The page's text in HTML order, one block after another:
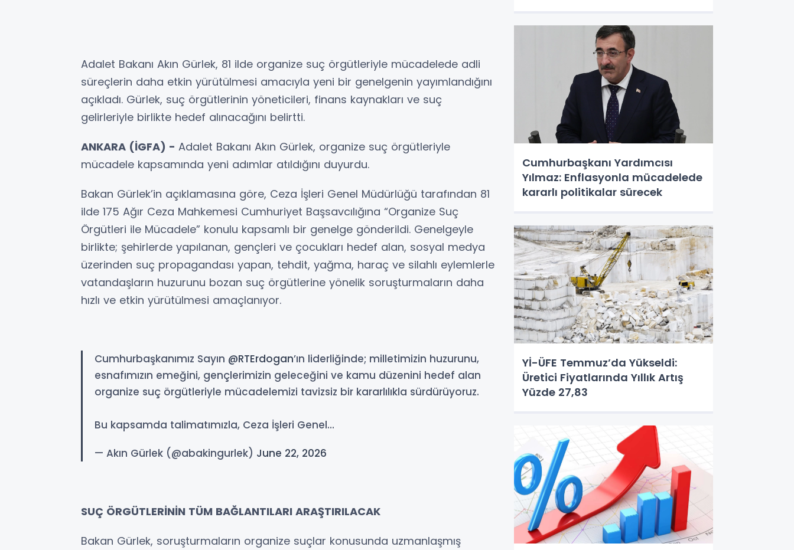
Adalet Bakanı Akın Gürlek, 81 ilde organize suç örgütleriyle mücadelede adli
süreçlerin daha etkin yürütülmesi amacıyla yeni bir genelgenin yayımlandığını
açıkladı. Gürlek, suç örgütlerinin yöneticileri, finans kaynakları ve suç
gelirleriyle birlikte hedef alınacağını belirtti.
ANKARA (İGFA) - Adalet Bakanı Akın Gürlek, organize suç örgütleriyle
mücadele kapsamında yeni adımlar atıldığını duyurdu.
Bakan Gürlek’in açıklamasına göre, Ceza İşleri Genel Müdürlüğü tarafından 81
ilde 175 Ağır Ceza Mahkemesi Cumhuriyet Başsavcılığına “Organize Suç
Örgütleri ile Mücadele” konulu kapsamlı bir genelge gönderildi. Genelgeyle
birlikte; şehirlerde yapılanan, gençleri ve çocukları hedef alan, sosyal medya
üzerinden suç propagandası yapan, tehdit, yağma, haraç ve silahlı eylemlerle
vatandaşların huzurunu bozan suç örgütlerine yönelik soruşturmaların daha
hızlı ve etkin yürütülmesi amaçlanıyor.
Cumhurbaşkanımız Sayın @RTErdogan’ın liderliğinde; milletimizin huzurunu,
esnafımızın emeğini, gençlerimizin geleceğini ve kamu düzenini hedef alan
organize suç örgütleriyle mücadelemizi tavizsiz bir kararlılıkla sürdürüyoruz.
Bu kapsamda talimatımızla, Ceza İşleri Genel…
— Akın Gürlek (@abakingurlek) June 22, 2026
SUÇ ÖRGÜTLERİNİN TÜM BAĞLANTILARI ARAŞTIRILACAK
Bakan Gürlek, soruşturmaların organize suçlar konusunda uzmanlaşmış
Cumhurbaşkanı Yardımcısı
Yılmaz: Enflasyonla mücadelede
kararlı politikalar sürecek
Yİ-ÜFE Temmuz’da Yükseldi:
Üretici Fiyatlarında Yıllık Artış
Yüzde 27,83